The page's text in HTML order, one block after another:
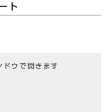
ト
ドウで開きます